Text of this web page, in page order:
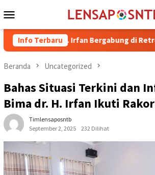
ke
Mobile
Info Terbaru
H. Irfan Bergabung di Retreat Magelang
Beranda Uncategorized
Bahas Situasi Terkini dan
Bima dr. H. Irfan Ikuti Rakor
Timlensaposntb
September 2, 2025
232 Dilihat